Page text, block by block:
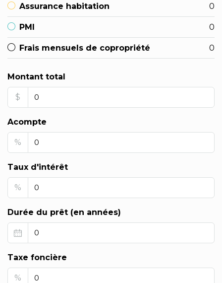
Assurance habitation 0
PMI 0
Frais mensuels de copropriété 0
Montant total
$
Acompte
%
Taux d'intérêt
%
Durée du prêt (en années)
Taxe foncière
%